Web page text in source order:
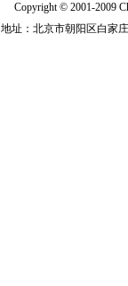
Copyright © 2001-2009
地址：北京市朝阳区白家